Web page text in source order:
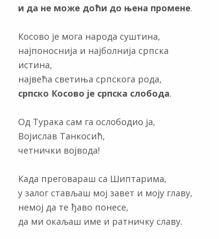
и да не може доћи до њена промене.
Косово је мога народа суштина,
најпоноснија и најболнија српска
истина,
највећа светиња српскога рода,
српско Косово је српска слобода.
Од Турака сам га ослободио ја,
Војислав Танкосић,
четнички војвода!
Када преговараш са Шиптарима,
у залог стављаш мој завет и моју главу,
немој да те ђаво понесе,
да ми окаљаш име и ратничку славу.